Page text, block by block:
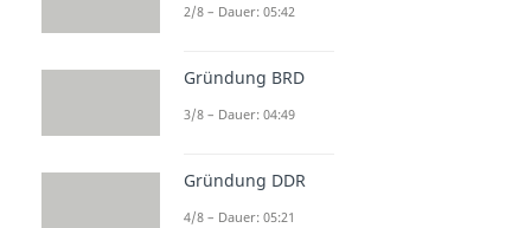
2/8 – Dauer: 05:42
Gründung BRD
3/8 – Dauer: 04:49
Gründung DDR
4/8 – Dauer: 05:21